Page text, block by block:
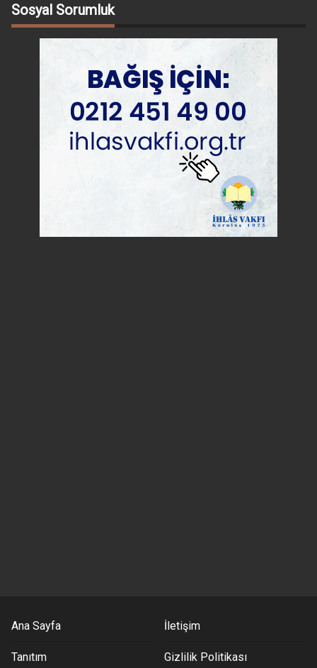
Sosyal Sorumluk
Ana Sayfa İletişim
Tanıtım Gizlilik Politikası